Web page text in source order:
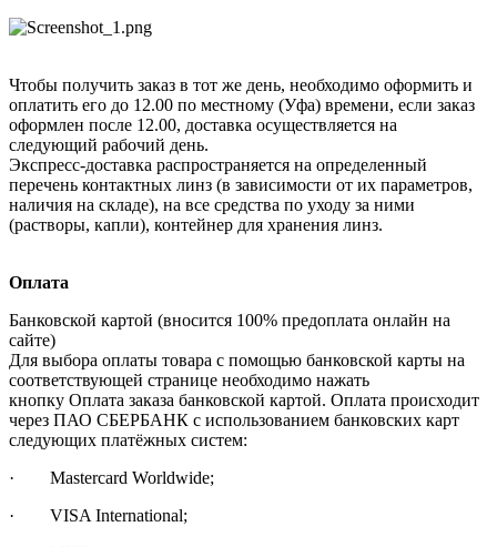
Чтобы получить заказ в тот же день, необходимо оформить и
оплатить его до 12.00 по местному (Уфа) времени, если заказ
оформлен после 12.00, доставка осуществляется на
следующий рабочий день.
Экспресс-доставка распространяется на определенный
перечень контактных линз (в зависимости от их параметров,
наличия на складе), на все средства по уходу за ними
(растворы, капли), контейнер для хранения линз.
Оплата
Банковской картой (вносится 100% предоплата онлайн на
сайте)
Для выбора оплаты товара с помощью банковской карты на
соответствующей странице необходимо нажать
кнопку Оплата заказа банковской картой. Оплата происходит
через ПАО СБЕРБАНК с использованием банковских карт
следующих платёжных систем:
· Mastercard Worldwide;
· VISA International;